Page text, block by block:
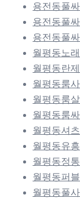
용전동풀
용전동풀
용전동풀싸
월평동노
월평동란
월평동룸
월평동룸
월평동룸
월평동셔
월평동유흥
월평동정
월평동퍼
월평동풀